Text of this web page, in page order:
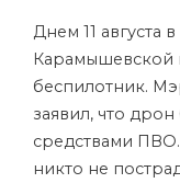
Днем 11 августа
Карамышевской
беспилотник.
заявил, что
средствами
никто не